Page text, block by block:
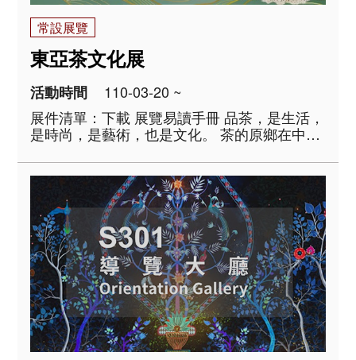
常設展覽
東亞茶文化展
活動時間
110-03-20 ~
展件清單：下載 展覽易讀手冊 品茶，是生活，
是時尚，是藝術，也是文化。 茶的原鄉在中
煮點啜，到今日的沖泡慢品。隨著製茶方式的
改變，茶器形式與品茗方法也隨之變化。漢地
飲茶習俗，透過使臣與貿易的傳播，融入蒙藏
人..